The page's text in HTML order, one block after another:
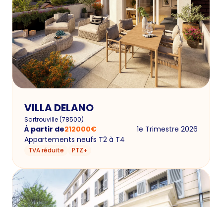
VILLA DELANO
Sartrouville(78500)
À partir de212000€
1e Trimestre 2026
Appartements neufs T2 à T4
TVA réduite PTZ+